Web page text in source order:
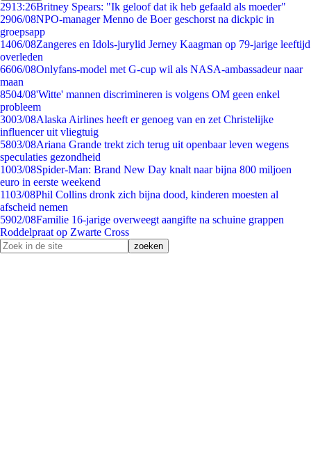
2913:26Britney Spears: "Ik geloof dat ik heb gefaald als moeder"
2906/08NPO-manager Menno de Boer geschorst na dickpic in
groepsapp
1406/08Zangeres en Idols-jurylid Jerney Kaagman op 79-jarige leeftijd
overleden
6606/08Onlyfans-model met G-cup wil als NASA-ambassadeur naar
maan
8504/08'Witte' mannen discrimineren is volgens OM geen enkel
probleem
3003/08Alaska Airlines heeft er genoeg van en zet Christelijke
influencer uit vliegtuig
5803/08Ariana Grande trekt zich terug uit openbaar leven wegens
speculaties gezondheid
1003/08Spider-Man: Brand New Day knalt naar bijna 800 miljoen
euro in eerste weekend
1103/08Phil Collins dronk zich bijna dood, kinderen moesten al
afscheid nemen
5902/08Familie 16-jarige overweegt aangifte na schuine grappen
Roddelpraat op Zwarte Cross